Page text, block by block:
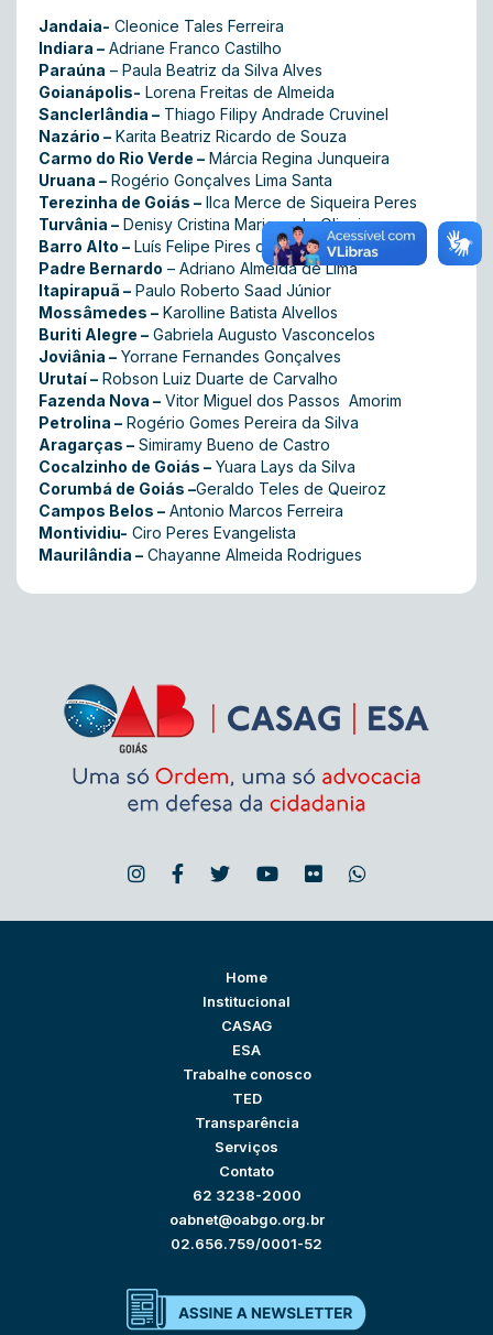
Jandaia- Cleonice Tales Ferreira
Indiara – Adriane Franco Castilho
Paraúna – Paula Beatriz da Silva Alves
Goianápolis- Lorena Freitas de Almeida
Sanclerlândia – Thiago Filipy Andrade Cruvinel
Nazário – Karita Beatriz Ricardo de Souza
Carmo do Rio Verde – Márcia Regina Junqueira
Uruana – Rogério Gonçalves Lima Santa
Terezinha de Goiás – Ilca Merce de Siqueira Peres
Turvânia – Denisy Cristina Mariana de Oliveira
Barro Alto – Luís Felipe Pires da Silveira
Padre Bernardo – Adriano Almeida de Lima
Itapirapuã – Paulo Roberto Saad Júnior
Mossâmedes – Karolline Batista Alvellos
Buriti Alegre – Gabriela Augusto Vasconcelos
Joviânia – Yorrane Fernandes Gonçalves
Urutaí – Robson Luiz Duarte de Carvalho
Fazenda Nova – Vitor Miguel dos Passos Amorim
Petrolina – Rogério Gomes Pereira da Silva
Aragarças – Simiramy Bueno de Castro
Cocalzinho de Goiás – Yuara Lays da Silva
Corumbá de Goiás –Geraldo Teles de Queiroz
Campos Belos – Antonio Marcos Ferreira
Montividiu- Ciro Peres Evangelista
Maurilândia – Chayanne Almeida Rodrigues
Home
Institucional
CASAG
ESA
Trabalhe conosco
TED
Transparência
Serviços
Contato
62 3238-2000
oabnet@oabgo.org.br
02.656.759/0001-52